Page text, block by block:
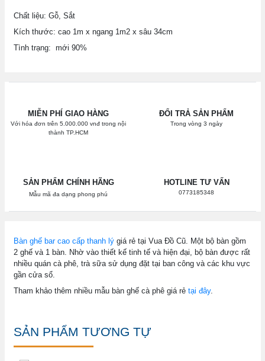
Chất liệu: Gỗ, Sắt
Kích thước: cao 1m x ngang 1m2 x sâu 34cm
Tình trạng: mới 90%
MIỄN PHÍ GIAO HÀNG
Với hóa đơn trên 5.000.000 vnđ trong nội
thành TP.HCM
ĐỔI TRẢ SẢN PHẨM
Trong vòng 3 ngày
SẢN PHẨM CHÍNH HÃNG
Mẫu mã đa dạng phong phú
HOTLINE TƯ VẤN
0773185348
Bàn ghế bar cao cấp thanh lý giá rẻ tại Vua Đồ Cũ. Một bộ bàn gồm
2 ghế và 1 bàn. Nhờ vào thiết kế tinh tế và hiện đại, bộ bàn được rất
nhiều quán cà phê, trà sữa sử dụng đặt tại ban công và các khu vực
gần cửa sổ.
Tham khảo thêm nhiều mẫu bàn ghế cà phê giá rẻ tại đây.
SẢN PHẨM TƯƠNG TỰ